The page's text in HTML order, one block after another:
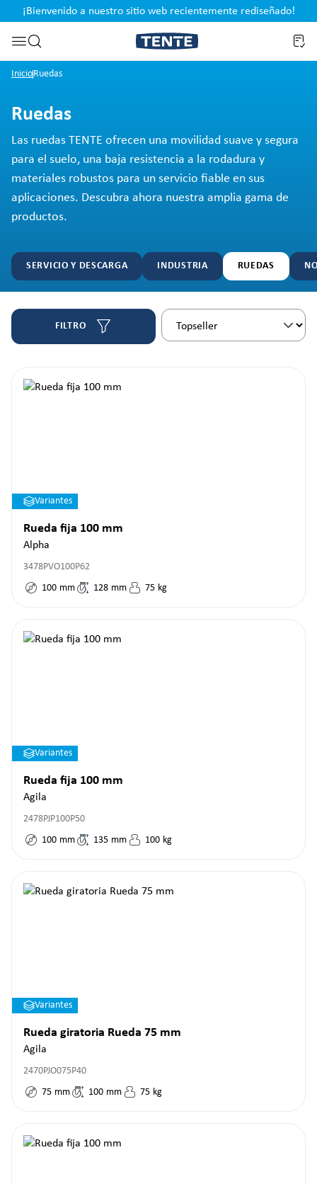
Saltar a la búsqueda
¡Bienvenido a nuestro sitio web recientemente rediseñado!
InicioRuedas
Ruedas
Las ruedas TENTE ofrecen una movilidad suave y segura
para el suelo, una baja resistencia a la rodadura y
materiales robustos para un servicio fiable en sus
aplicaciones. Descubra ahora nuestra amplia gama de
productos.
SERVICIO Y DESCARGA INDUSTRIA RUEDAS
FILTRO
Variantes
Rueda fija 100 mm
Alpha
3478PVO100P62
100 mm 128 mm 75 kg
Variantes
Rueda fija 100 mm
Agila
2478PJP100P50
100 mm 135 mm 100 kg
Variantes
Rueda giratoria Rueda 75 mm
Agila
2470PJO075P40
75 mm 100 mm 75 kg